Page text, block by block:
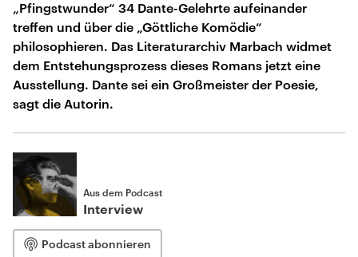
„Pfingstwunder“ 34 Dante-Gelehrte aufeinander
treffen und über die „Göttliche Komödie“
philosophieren. Das Literaturarchiv Marbach widmet
dem Entstehungsprozess dieses Romans jetzt eine
Ausstellung. Dante sei ein Großmeister der Poesie,
sagt die Autorin.
Aus dem Podcast
Interview
Podcast abonnieren